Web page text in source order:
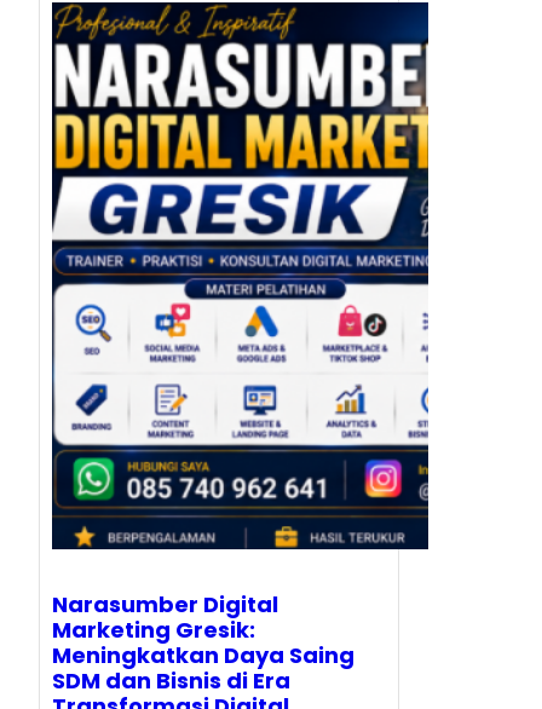
Narasumber Digital
Marketing Gresik:
Meningkatkan Daya Saing
SDM dan Bisnis di Era